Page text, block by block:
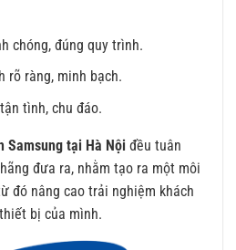
chóng, đúng quy trình.
rõ ràng, minh bạch.
tình, chu đáo.
Samsung tại Hà Nội đều tuân
đưa ra, nhằm tạo ra một môi
đó nâng cao trải nghiệm khách
bị của mình.